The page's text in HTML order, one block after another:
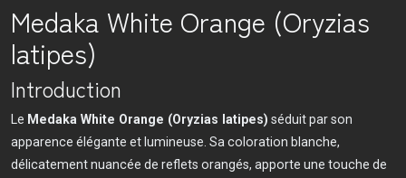
Medaka White Orange (Oryzias
latipes)
Introduction
Le Medaka White Orange (Oryzias latipes) séduit par son
apparence élégante et lumineuse. Sa coloration blanche,
délicatement nuancée de reflets orangés, apporte une touche de